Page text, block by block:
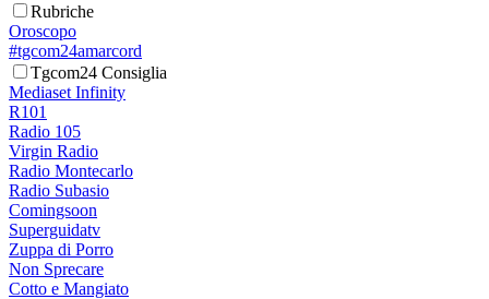
Rubriche
Oroscopo
#tgcom24amarcord
Tgcom24 Consiglia
Mediaset Infinity
R101
Radio 105
Virgin Radio
Radio Montecarlo
Radio Subasio
Comingsoon
Superguidatv
Zuppa di Porro
Non Sprecare
Cotto e Mangiato